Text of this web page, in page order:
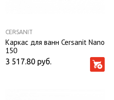
CERSANIT
Каркас для ванн Cersanit Nano
150
3 517.80 руб.